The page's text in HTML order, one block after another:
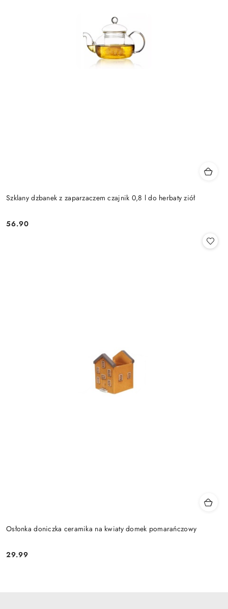
Szklany dzbanek z zaparzaczem czajnik 0,8 l do herbaty ziół
Cena:
56.90
Osłonka doniczka ceramika na kwiaty domek pomarańczowy
Cena:
29.99